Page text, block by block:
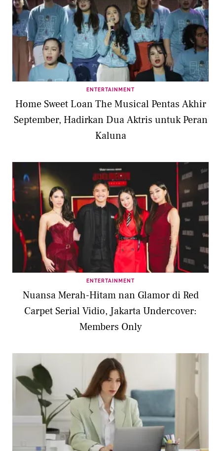
ENTERTAINMENT
Home Sweet Loan The Musical Pentas Akhir
September, Hadirkan Dua Aktris untuk Peran
Kaluna
ENTERTAINMENT
Nuansa Merah-Hitam nan Glamor di Red
Carpet Serial Vidio, Jakarta Undercover:
Members Only